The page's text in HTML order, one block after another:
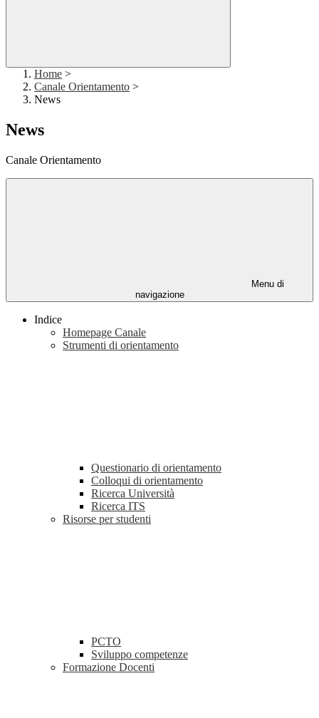
Home >
Canale Orientamento >
News
News
Canale Orientamento
Menu di
navigazione
Indice
Homepage Canale
Strumenti di orientamento
Questionario di orientamento
Colloqui di orientamento
Ricerca Università
Ricerca ITS
Risorse per studenti
PCTO
Sviluppo competenze
Formazione Docenti